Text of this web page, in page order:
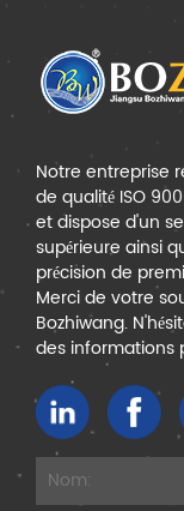
Notre entreprise
de qualité ISO
et dispose d'un
supérieure ainsi
précision de
Merci de votre
Bozhiwang.
des informations